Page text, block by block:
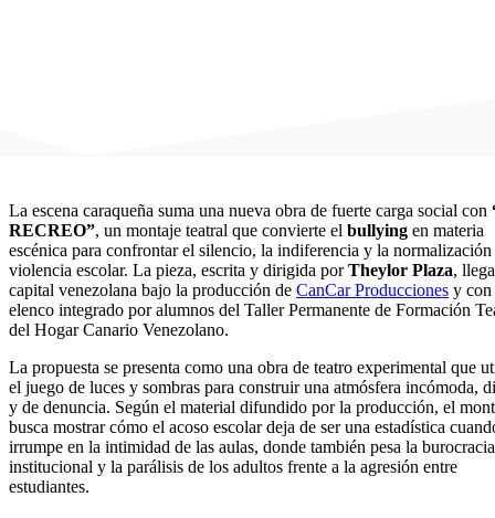
La escena caraqueña suma una nueva obra de fuerte carga social con
RECREO”, un montaje teatral que convierte el bullying en materia
escénica para confrontar el silencio, la indiferencia y la normalización
violencia escolar. La pieza, escrita y dirigida porTheylor Plaza,
capital venezolana bajo la producción de CanCar Producciones y con
elenco integrado por alumnos del Taller Permanente de Formación
del Hogar Canario Venezolano.
La propuesta se presenta como una obra de teatro experimental que
el juego de luces y sombras para construir una atmósfera incómoda,
y de denuncia. Según el material difundido por la producción, el
busca mostrar cómo el acoso escolar deja de ser una estadística
irrumpe en la intimidad de las aulas, donde también pesa la burocracia
institucional y la parálisis de los adultos frente a la agresión entre
estudiantes.